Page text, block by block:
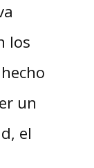
los
un
el